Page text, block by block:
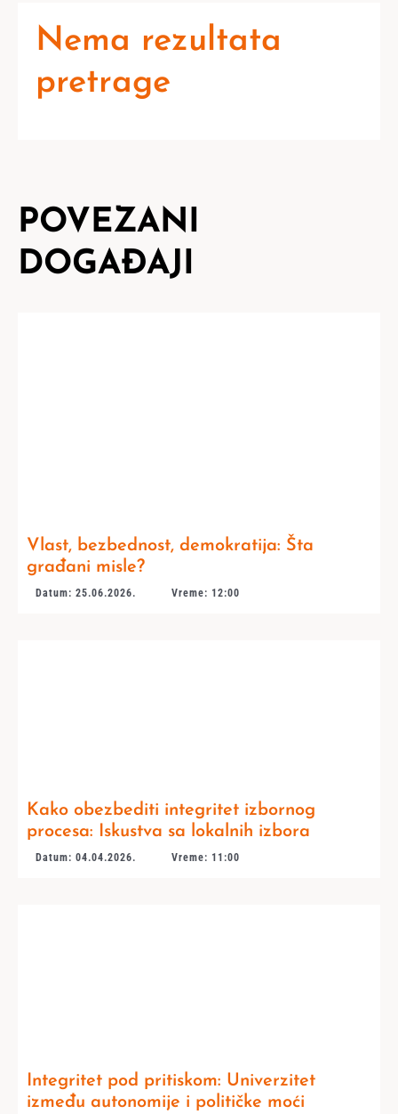
Nema rezultata
pretrage
POVEZANI
DOGAĐAJI
Vlast, bezbednost, demokratija: Šta
građani misle?
Datum: 25.06.2026. Vreme: 12:00
Kako obezbediti integritet izbornog
procesa: Iskustva sa lokalnih izbora
Datum: 04.04.2026. Vreme: 11:00
Integritet pod pritiskom: Univerzitet
između autonomije i političke moći